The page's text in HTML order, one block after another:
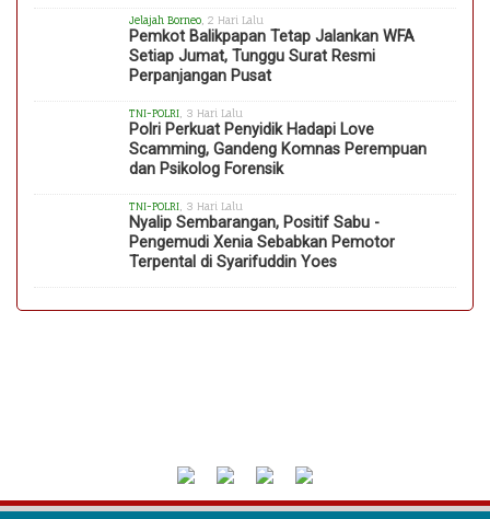
Jelajah Borneo , 2 Hari Lalu
Pemkot Balikpapan Tetap Jalankan WFA
Setiap Jumat, Tunggu Surat Resmi
Perpanjangan Pusat
TNI-POLRI , 3 Hari Lalu
Polri Perkuat Penyidik Hadapi Love
Scamming, Gandeng Komnas Perempuan
dan Psikolog Forensik
TNI-POLRI , 3 Hari Lalu
Nyalip Sembarangan, Positif Sabu -
Pengemudi Xenia Sebabkan Pemotor
Terpental di Syarifuddin Yoes